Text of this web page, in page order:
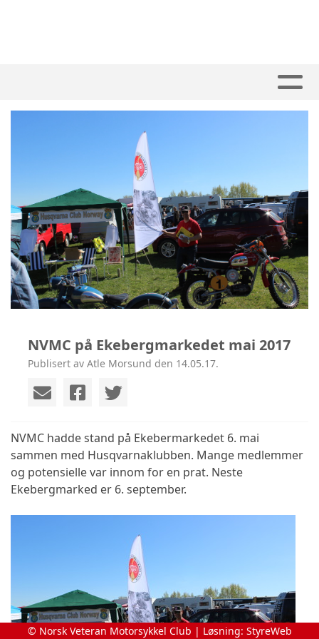
NVMC på Ekebergmarkedet mai 2017
Publisert av Atle Morsund den 14.05.17.
NVMC hadde stand på Ekebermarkedet 6. mai
sammen med Husqvarnaklubben. Mange medlemmer
og potensielle var innom for en prat. Neste
Ekebergmarked er 6. september.
© Norsk Veteran Motorsykkel Club | Løsning: StyreWeb